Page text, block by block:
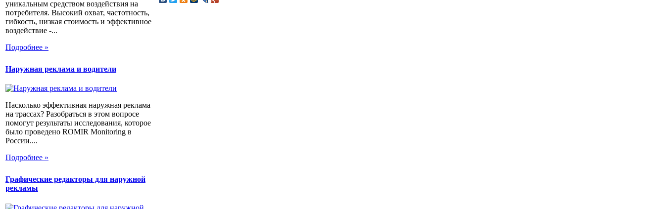
уникальным средством воздействия на
потребителя. Высокий охват, частотность,
гибкость, низкая стоимость и эффективное
воздействие -...
Подробнее »
Наружная реклама и водители
Насколько эффективная наружная реклама
на трассах? Разобраться в этом вопросе
помогут результаты исследования, которое
было проведено ROMIR Monitoring в
России....
Подробнее »
Графические редакторы для наружной
рекламы